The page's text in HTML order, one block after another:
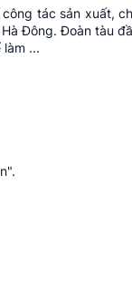
tác sản xuất,
Đông. Đoàn tàu
...